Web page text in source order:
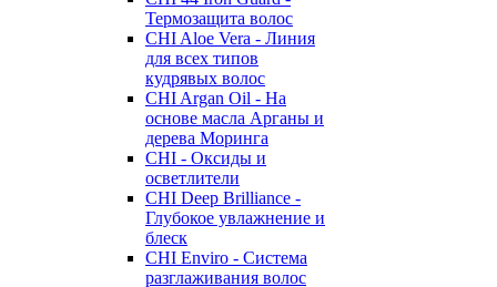
Термозащита волос
CHI Aloe Vera - Линия
для всех типов
кудрявых волос
CHI Argan Oil - На
основе масла Арганы и
дерева Моринга
CHI - Оксиды и
осветлители
CHI Deep Brilliance -
Глубокое увлажнение и
блеск
CHI Enviro - Система
разглаживания волос